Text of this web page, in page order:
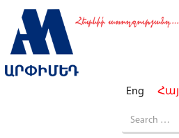
Eng Հայ